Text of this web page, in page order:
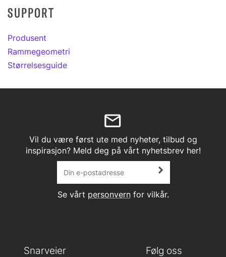
SUPPORT
Produsent
Rammegeometri
Størrelsesguide
Vil du være først ute med nyheter, tilbud og
inspirasjon? Meld deg på vårt nyhetsbrev her!
Se vårt personvernfor vilkår.
Følg oss
Snarveier